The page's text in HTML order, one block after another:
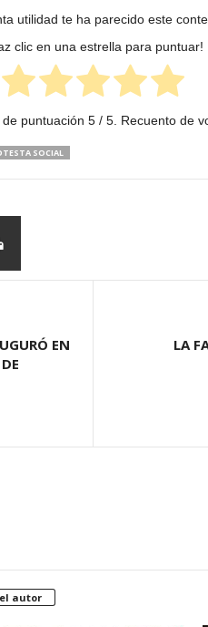
utilidad te ha parecido este
clic en una estrella para puntuar!
puntuación 5/ 5. Recuento de
SOCIAL
EN
LA
autor